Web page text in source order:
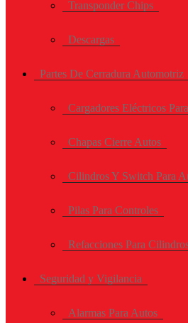
Transponder Chips
Descargas
Partes De Cerradura Automotriz
Cargadores Eléctricos
Chapas Cierre Autos
Cilindros Y Switch Para
Pilas Para Controles
Refacciones Para
Seguridad y Vigilancia
Alarmas Para Autos